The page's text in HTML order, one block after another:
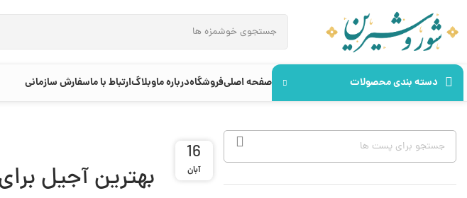
دسته بندی محصولات صفحه اصلیفروشگاهدرباره ماوبلاگارتباط با ماسفارش سازمانی
بهترین آجیل
12
فروردین
16
آبان